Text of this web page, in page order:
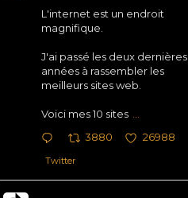
L'internet est un endroit
magnifique.
J'ai passé les deux dernières
années à rassembler les
meilleurs sites web.
Voici mes 10 sites
3880 26988
Twitter